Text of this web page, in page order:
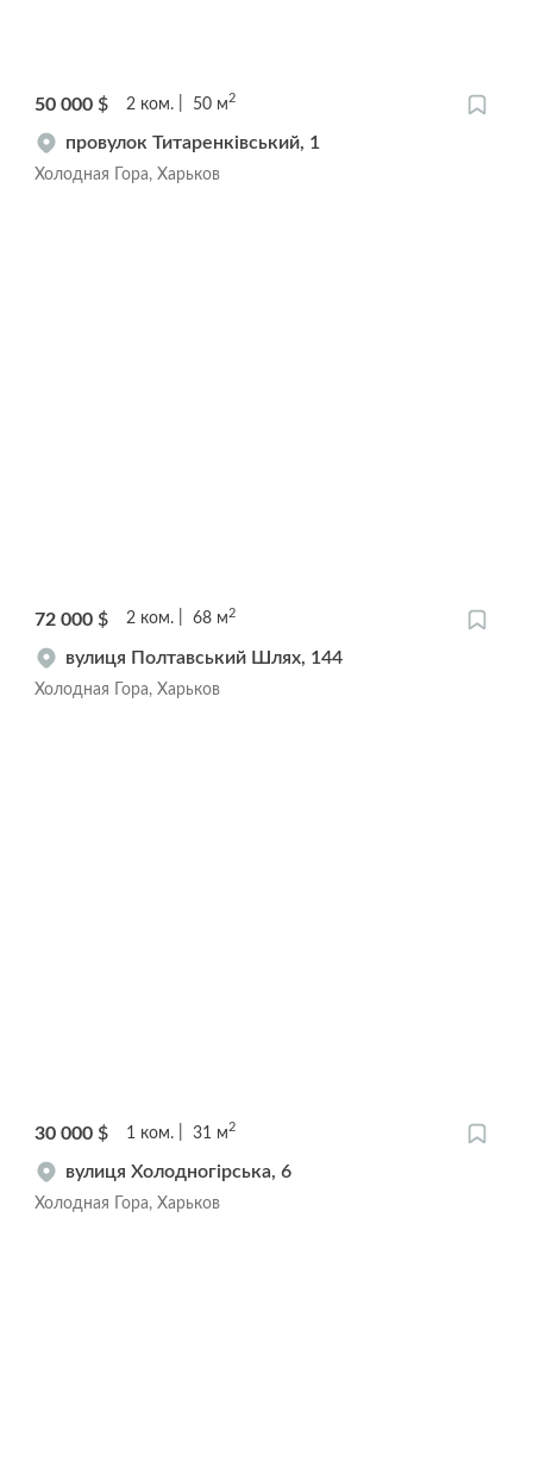
50 000 $ 2 ком. 50 м2
провулок Титаренківський, 1
Холодная Гора, Харьков
72 000 $ 2 ком. 68 м 2
вулиця Полтавський Шлях, 144
Холодная Гора, Харьков
30 000 $ 1 ком. 31 м2
вулиця Холодногірська, 6
Холодная Гора, Харьков